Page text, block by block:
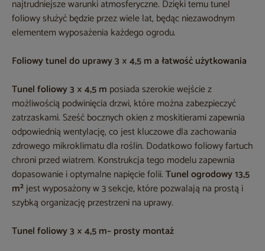
najtrudniejsze warunki atmosferyczne. Dzięki temu tunel
foliowy służyć będzie przez wiele lat, będąc niezawodnym
elementem wyposażenia każdego ogrodu.
Foliowy tunel do uprawy 3 × 4,5 m a łatwość użytkowania
Tunel foliowy 3 × 4,5 m posiada szerokie wejście z
możliwością podwinięcia drzwi, które można zabezpieczyć
zatrzaskami. Sześć bocznych okien z moskitierami zapewnia
odpowiednią wentylację, co jest kluczowe dla zachowania
zdrowego mikroklimatu dla roślin. Dodatkowo foliowy fartuch
chroni przed wiatrem. Konstrukcja tego modelu zapewnia
dopasowanie i optymalne napięcie folii.Tunel ogrodowy 13,5
m²jest wyposażony w 3 sekcje, które pozwalają na prostą i
szybką organizację przestrzeni na uprawy.
Tunel foliowy 3 × 4,5 m– prosty montaż